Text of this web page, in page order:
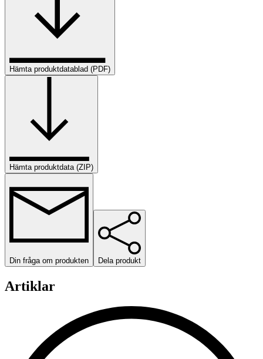
Hämta produktdatablad (PDF)
Hämta produktdata (ZIP)
Din fråga om produkten Dela produkt
Artiklar